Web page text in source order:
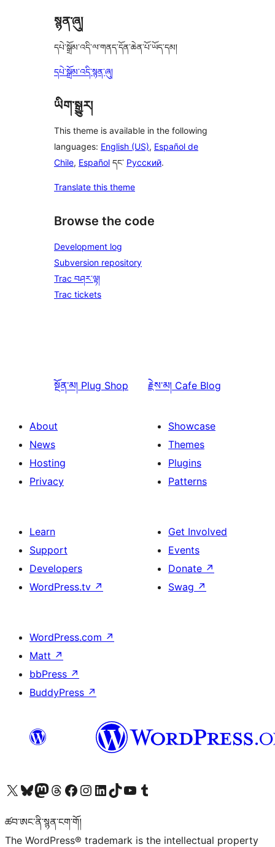
སྙན་ཞུ།
དཔེ་སྒྲོམ་འདི་ལ་གནད་དོན་ཆེན་པོ་ཡོད་དམ།
དཔེ་སྒྲོམ་འདི་སྙན་ཞུ།
ཡིག་སྒྱུར།
This theme is available in the following
languages: English (US), Español de
Chile, Español དང་ Русский.
Translate this theme
Browse the code
Development log
Subversion repository
Trac བཤར་ལྟ།
Trac tickets
སྔོན་མ། Plug Shop རྗེས་མ། Cafe Blog
About
News
Hosting
Privacy
Showcase
Themes
Plugins
Patterns
Learn
Support
Developers
WordPress.tv ↗
Get Involved
Events
Donate ↗
Swag ↗
WordPress.com ↗
Matt ↗
bbPress ↗
BuddyPress ↗
Visit our X (formerly Twitter) account
Visit our Bluesky account
Visit our Mastodon account
Visit our Threads account
Visit our Facebook page
Visit our Instagram account
Visit our LinkedIn account
Visit our TikTok account
Visit our YouTube channel
Visit our Tumblr account
ཚབ་ཨང་ནི་སྙན་ངག་གོ།
The WordPress® trademark is the intellectual property